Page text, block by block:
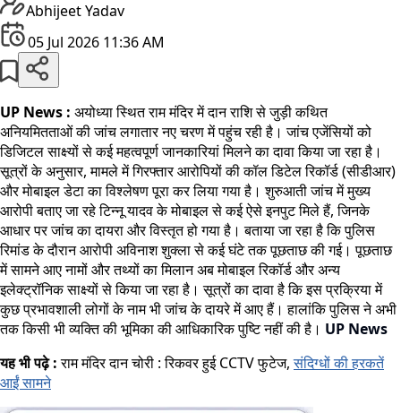
Abhijeet Yadav
05 Jul 2026 11:36 AM
UP News : अयोध्या स्थित राम मंदिर में दान राशि से जुड़ी कथित
अनियमितताओं की जांच लगातार नए चरण में पहुंच रही है। जांच एजेंसियों को
डिजिटल साक्ष्यों से कई महत्वपूर्ण जानकारियां मिलने का दावा किया जा रहा है।
सूत्रों के अनुसार, मामले में गिरफ्तार आरोपियों की कॉल डिटेल रिकॉर्ड (सीडीआर)
और मोबाइल डेटा का विश्लेषण पूरा कर लिया गया है। शुरुआती जांच में मुख्य
आरोपी बताए जा रहे टिन्नू यादव के मोबाइल से कई ऐसे इनपुट मिले हैं, जिनके
आधार पर जांच का दायरा और विस्तृत हो गया है। बताया जा रहा है कि पुलिस
रिमांड के दौरान आरोपी अविनाश शुक्ला से कई घंटे तक पूछताछ की गई। पूछताछ
में सामने आए नामों और तथ्यों का मिलान अब मोबाइल रिकॉर्ड और अन्य
इलेक्ट्रॉनिक साक्ष्यों से किया जा रहा है। सूत्रों का दावा है कि इस प्रक्रिया में
कुछ प्रभावशाली लोगों के नाम भी जांच के दायरे में आए हैं। हालांकि पुलिस ने अभी
तक किसी भी व्यक्ति की भूमिका की आधिकारिक पुष्टि नहीं की है। UP News
यह भी पढ़े :राम मंदिर दान चोरी : रिकवर हुई CCTV फुटेज,संदिग्धों की हरकतें
आईं सामने